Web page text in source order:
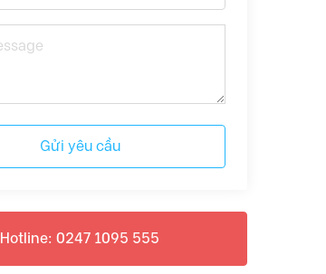
Gửi yêu cầu
Hotline: 0247 1095 555